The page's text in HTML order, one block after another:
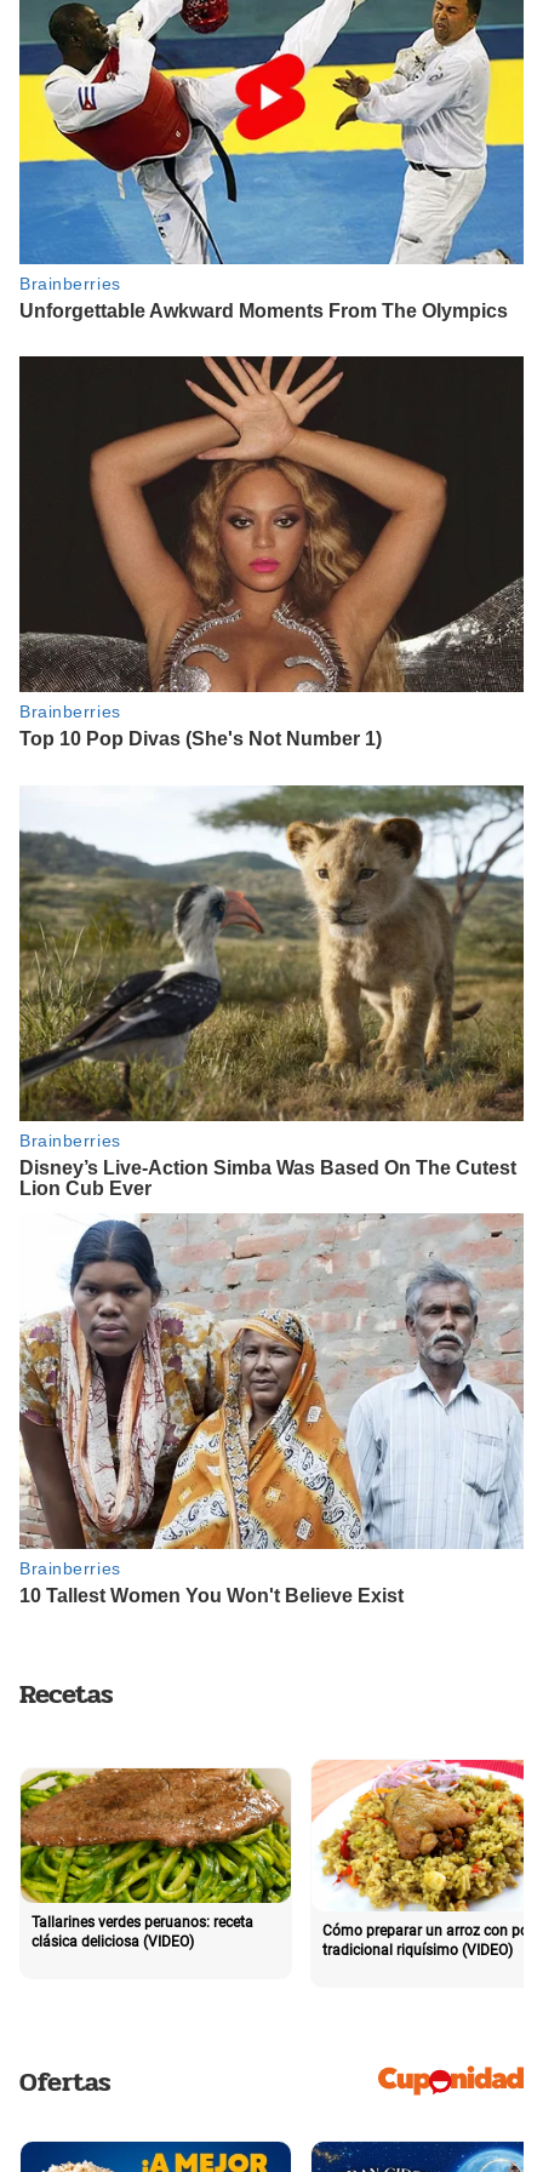
Recetas
Tallarines verdes peruanos: receta
clásica deliciosa (VIDEO)
Cómo preparar un arroz con pollo
tradicional riquísimo (VIDEO)
Ofertas